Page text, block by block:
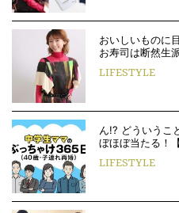
おいしいものに
お寿司は断然生
LIFESTYLE
ん!? どういうこ
ぼほぼ当たる！
LIFESTYLE